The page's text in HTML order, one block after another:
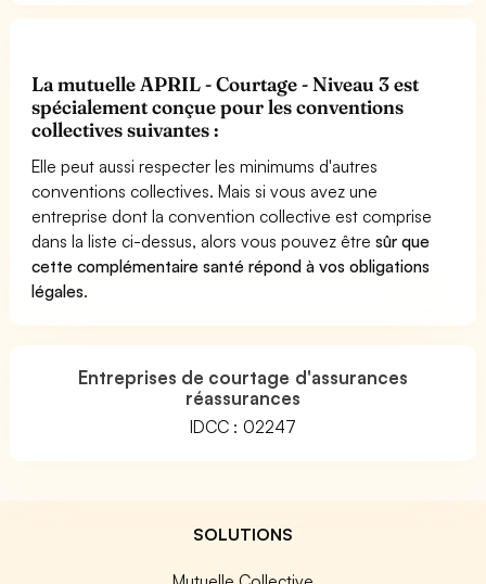
La mutuelle APRIL - Courtage - Niveau 3 est
spécialement conçue pour les conventions
collectives suivantes :
Elle peut aussi respecter les minimums d'autres
conventions collectives. Mais si vous avez une
entreprise dont la convention collective est comprise
dans la liste ci-dessus, alors vous pouvez êtresûr que
cette complémentaire santé répond à vos obligations
légales.
Entreprises de courtage d'assurances
réassurances
IDCC : 02247
SOLUTIONS